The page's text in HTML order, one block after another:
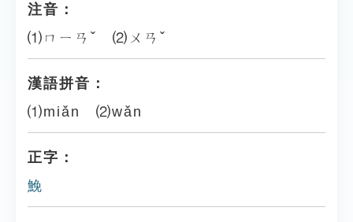
注音：
⑴ㄇㄧㄢˇ ⑵ㄨㄢˇ
漢語拼音：
⑴miǎn ⑵wǎn
正字：
鮸